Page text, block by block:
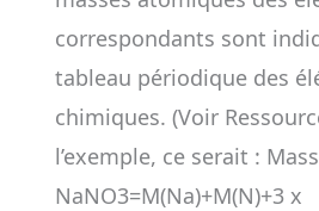
correspondants sont
tableau périodique des
chimiques. (Voir
l’exemple, ce serait :
NaNO3=M(Na)+M(N)+3 x